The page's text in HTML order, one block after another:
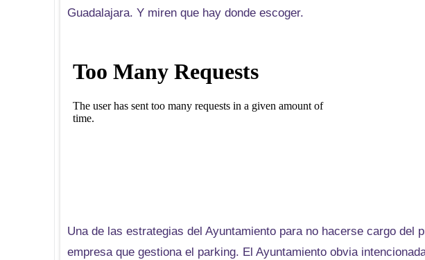
Guadalajara. Y miren que hay donde escoger.
Una de las estrategias del Ayuntamiento para no hacerse cargo del
empresa que gestiona el parking. El Ayuntamiento obvia